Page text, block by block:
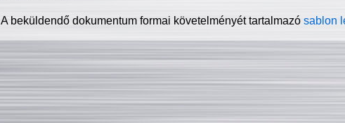
A beküldendő dokumentum formai követelményét tartalmazósablon